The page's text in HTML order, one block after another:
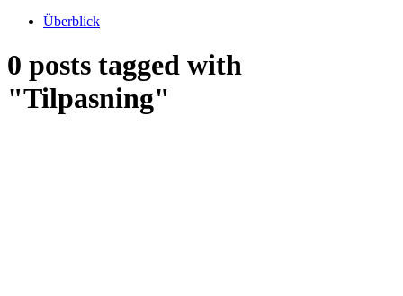
Überblick
0 posts tagged with
"Tilpasning"